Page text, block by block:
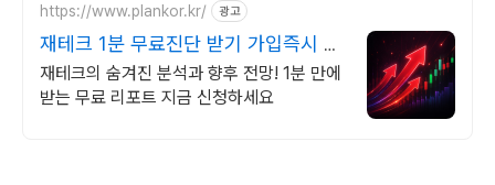
https://www.plankor.kr/ 광고
재테크 1분 무료진단 받기 가입즉시 무
료리포트 100%
재테크의 숨겨진 분석과 향후 전망! 1분 만에
받는 무료 리포트 지금 신청하세요